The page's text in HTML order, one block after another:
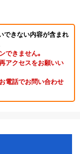
できない内容が含まれ
できません｡
アクセスをお願いい
電話でお問い合わせ